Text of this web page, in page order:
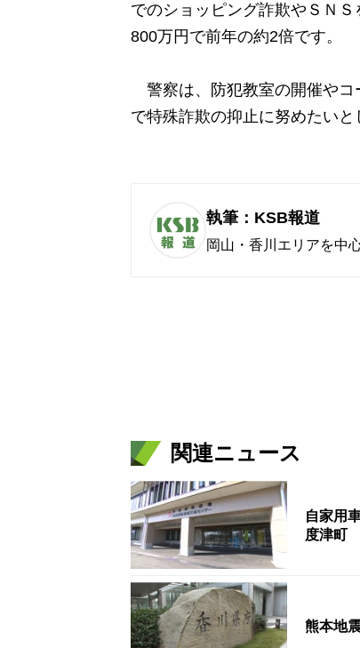
でのショッピング詐欺やＳＮ
800万円で前年の約2倍です。
警察は、防犯教室の開催やコ
で特殊詐欺の抑止に努めたいと
執筆：KSB報道
岡山・香川エリアを中
関連ニュース
自家用
度津町
熊本地